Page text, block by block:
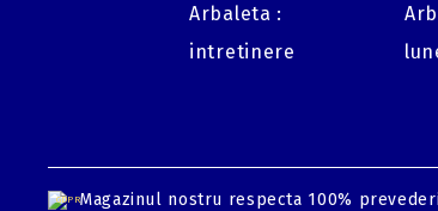
Arbaleta :
intretinere
GDPRMagazinul nostru respecta 100%